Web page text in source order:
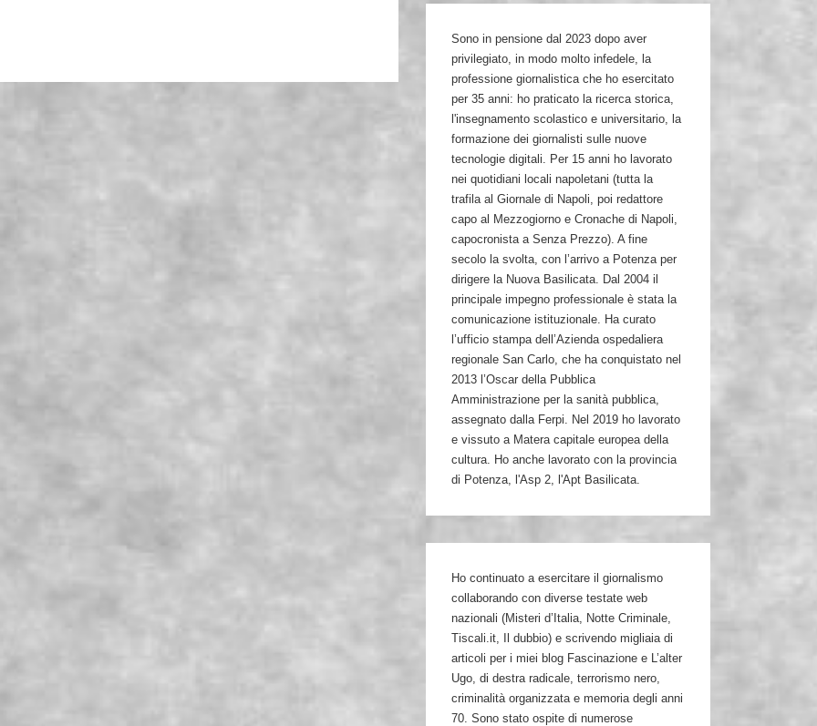
Sono in pensione dal 2023 dopo aver
privilegiato, in modo molto infedele, la
professione giornalistica che ho esercitato
per 35 anni: ho praticato la ricerca storica,
l'insegnamento scolastico e universitario, la
formazione dei giornalisti sulle nuove
tecnologie digitali. Per 15 anni ho lavorato
nei quotidiani locali napoletani (tutta la
trafila al Giornale di Napoli, poi redattore
capo al Mezzogiorno e Cronache di Napoli,
capocronista a Senza Prezzo). A fine
secolo la svolta, con l’arrivo a Potenza per
dirigere la Nuova Basilicata. Dal 2004 il
principale impegno professionale è stata la
comunicazione istituzionale. Ha curato
l’ufficio stampa dell’Azienda ospedaliera
regionale San Carlo, che ha conquistato nel
2013 l’Oscar della Pubblica
Amministrazione per la sanità pubblica,
assegnato dalla Ferpi. Nel 2019 ho lavorato
e vissuto a Matera capitale europea della
cultura. Ho anche lavorato con la provincia
di Potenza, l'Asp 2, l'Apt Basilicata.
Ho continuato a esercitare il giornalismo
collaborando con diverse testate web
nazionali (Misteri d’Italia, Notte Criminale,
Tiscali.it, Il dubbio) e scrivendo migliaia di
articoli per i miei blog Fascinazione e L’alter
Ugo, di destra radicale, terrorismo nero,
criminalità organizzata e memoria degli anni
70. Sono stato ospite di numerose